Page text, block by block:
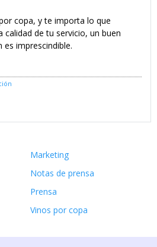
copa, y te importa lo que
calidad de tu servicio, un buen
imprescindible.
un sistema de conservación de vino
Marketing
Notas de prensa
Prensa
Vinos por copa